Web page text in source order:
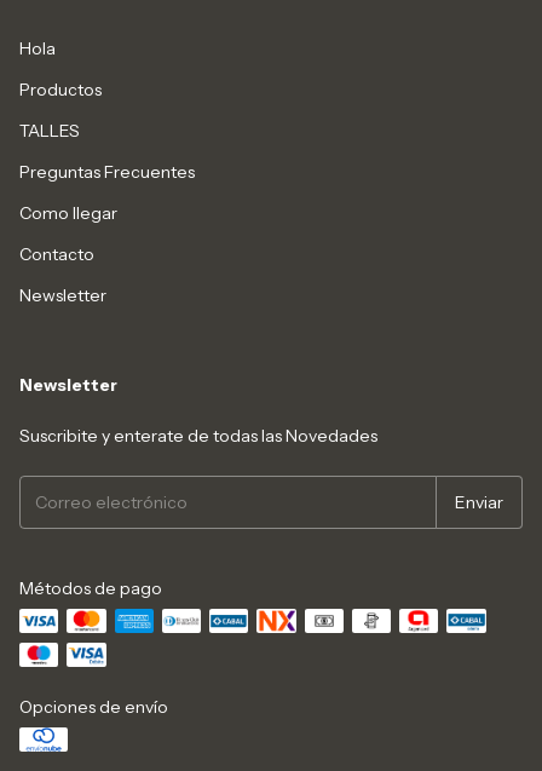
Hola
Productos
TALLES
Preguntas Frecuentes
Como llegar
Contacto
Newsletter
Newsletter
Suscribite y enterate de todas las Novedades
Métodos de pago
Opciones de envío